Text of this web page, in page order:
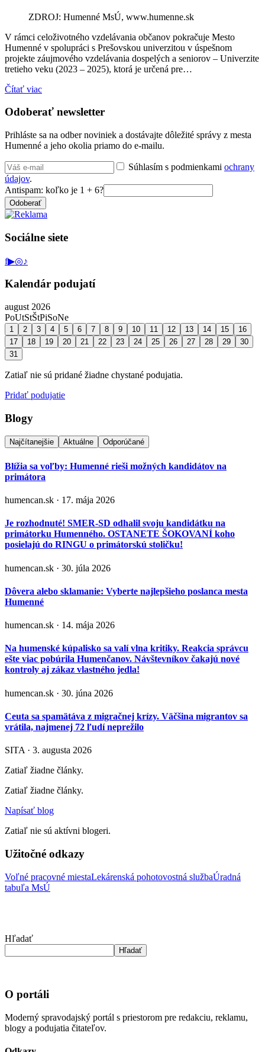
ZDROJ: Humenné MsÚ, www.humenne.sk
V rámci celoživotného vzdelávania občanov pokračuje Mesto
Humenné v spolupráci s Prešovskou univerzitou v úspešnom
projekte záujmového vzdelávania dospelých a seniorov – Univerzite
tretieho veku (2023 – 2025), ktorá je určená pre…
Čítať viac
Odoberať newsletter
Prihláste sa na odber noviniek a dostávajte dôležité správy z mesta
Humenné a jeho okolia priamo do e-mailu.
Súhlasím s podmienkami ochrany
údajov.
Antispam: koľko je 1 + 6?
Odoberať
Sociálne siete
f▶◎♪
Kalendár podujatí
august 2026
PoUtStŠtPiSoNe
1 2 3 4 5 6 7 8 9 10 11 12 13 14 15
16
17
18 19 20 21 22 23 24 25 26 27 28 29
30
31
Zatiaľ nie sú pridané žiadne chystané podujatia.
Pridať podujatie
Blogy
Najčítanejšie Aktuálne Odporúčané
Blížia sa voľby: Humenné rieši možných kandidátov na
primátora
humencan.sk · 17. mája 2026
Je rozhodnuté! SMER-SD odhalil svoju kandidátku na
primátorku Humenného. OSTANETE ŠOKOVANÍ koho
posielajú do RINGU o primátorskú stoličku!
humencan.sk · 30. júla 2026
Dôvera alebo sklamanie: Vyberte najlepšieho poslanca mesta
Humenné
humencan.sk · 14. mája 2026
Na humenské kúpalisko sa valí vlna kritiky. Reakcia správcu
ešte viac pobúrila Humenčanov. Návštevníkov čakajú nové
kontroly aj zákaz vlastného jedla!
humencan.sk · 30. júna 2026
Ceuta sa spamätáva z migračnej krízy. Väčšina migrantov sa
vrátila, najmenej 72 ľudí neprežilo
SITA · 3. augusta 2026
Zatiaľ žiadne články.
Zatiaľ žiadne články.
Napísať blog
Zatiaľ nie sú aktívni blogeri.
Užitočné odkazy
Voľné pracovné miestaLekárenská pohotovostná službaÚradná
tabuľa MsÚ
Hľadať
Hľadať
O portáli
Moderný spravodajský portál s priestorom pre redakciu, reklamu,
blogy a podujatia čitateľov.